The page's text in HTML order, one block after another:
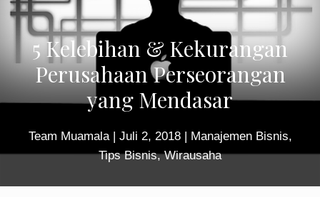
5 Kelebihan & Kekurangan
Perusahaan Perseorangan
yang Mendasar
Team Muamala| Juli 2, 2018| Manajemen Bisnis,
Tips Bisnis,Wirausaha